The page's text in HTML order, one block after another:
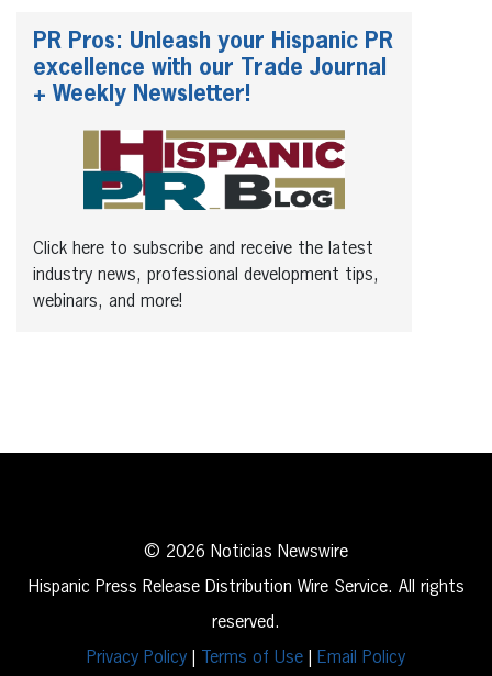
PR Pros: Unleash your Hispanic PR
excellence with our Trade Journal
+ Weekly Newsletter!
Click here to subscribe and receive the latest
industry news, professional development tips,
webinars, and more!
© 2026 Noticias Newswire
Hispanic Press Release Distribution Wire Service. All rights
reserved.
Privacy Policy
Terms of Use Email Policy